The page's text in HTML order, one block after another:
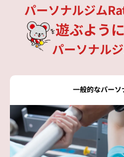
パーソナルジム
遊ぶよう
パーソナルジ
一般的なパーソ